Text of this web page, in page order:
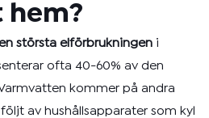
största elförbrukningen i
ofta 40-60% av den
kommer på andra
av hushållsapparater som kyl